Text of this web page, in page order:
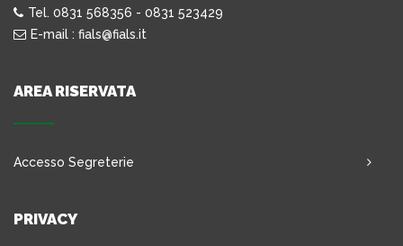
Tel. 0831 568356 - 0831 523429
E-mail : fials@fials.it
AREA RISERVATA
Accesso Segreterie
PRIVACY